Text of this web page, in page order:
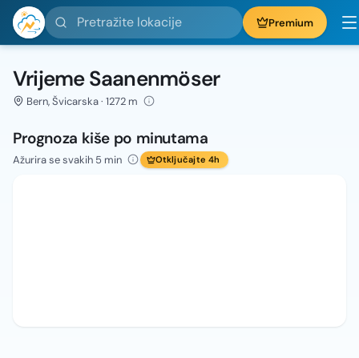
Pretražite lokacije Premium
Vrijeme Saanenmöser
Bern, Švicarska · 1272 m
Prognoza kiše po minutama
Ažurira se svakih 5 min Otključajte 4h